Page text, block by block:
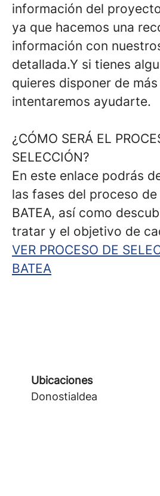
información del
ya que hacemos una
información con
detallada.Y si tienes
quieres disponer de
intentaremos ayudarte.
¿CÓMO SERÁ EL
SELECCIÓN?
En este enlace podrás
las fases del proceso
BATEA, así como
tratar y el objetivo de
VER PROCESO DE
BATEA
Ubicaciones
Donostialdea